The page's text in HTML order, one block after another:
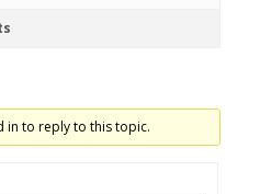
in to reply to this topic.